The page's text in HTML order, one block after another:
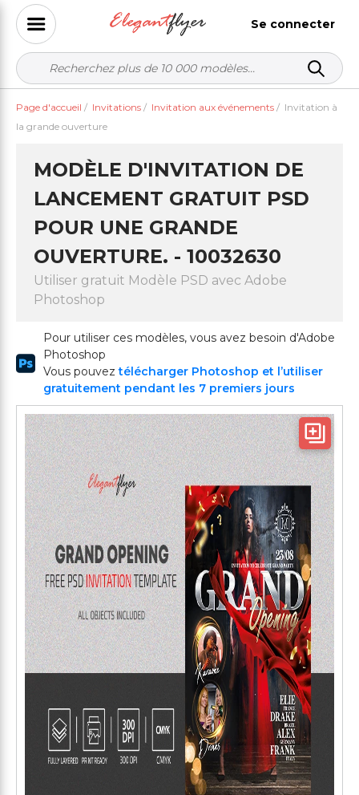
Se connecter
Page d'accueil / Invitations / Invitation aux événements / Invitation à
la grande ouverture
MODÈLE D'INVITATION DE
LANCEMENT GRATUIT PSD
POUR UNE GRANDE
OUVERTURE. - 10032630
Utiliser gratuit Modèle PSD avec Adobe
Photoshop
Pour utiliser ces modèles, vous avez besoin d'Adobe
Photoshop
Vous pouveztélécharger Photoshop et l’utiliser
gratuitement pendant les 7 premiers jours